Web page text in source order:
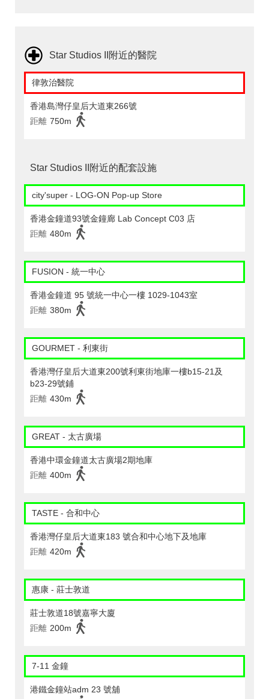
Star Studios II附近的醫院
律敦治醫院
香港島灣仔皇后大道東266號
距離 750m
Star Studios II附近的配套設施
city'super - LOG-ON Pop-up Store
香港金鐘道93號金鐘廊 Lab Concept C03 店
距離 480m
FUSION - 統一中心
香港金鐘道 95 號統一中心一樓 1029-1043室
距離 380m
GOURMET - 利東街
香港灣仔皇后大道東200號利東街地庫一樓b15-21及
b23-29號鋪
距離 430m
GREAT - 太古廣場
香港中環金鐘道太古廣場2期地庫
距離 400m
TASTE - 合和中心
香港灣仔皇后大道東183 號合和中心地下及地庫
距離 420m
惠康 - 莊士敦道
莊士敦道18號嘉寧大廈
距離 200m
7-11 金鐘
港鐵金鐘站adm 23 號舖